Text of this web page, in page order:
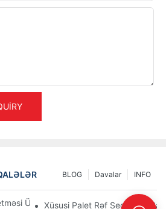
INFO
Davalar
BLOG
Üçün Ən Yaxşı Sənaye Raf Həlləri
Xüsusi Palet Rəf Seçimləri: